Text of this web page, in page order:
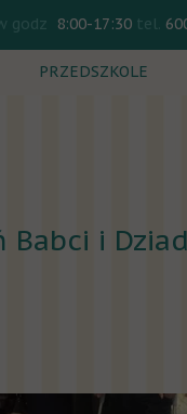
PRZEDSZKOLE
Cennik
godz 8:00-17:30 tel.
Babci i